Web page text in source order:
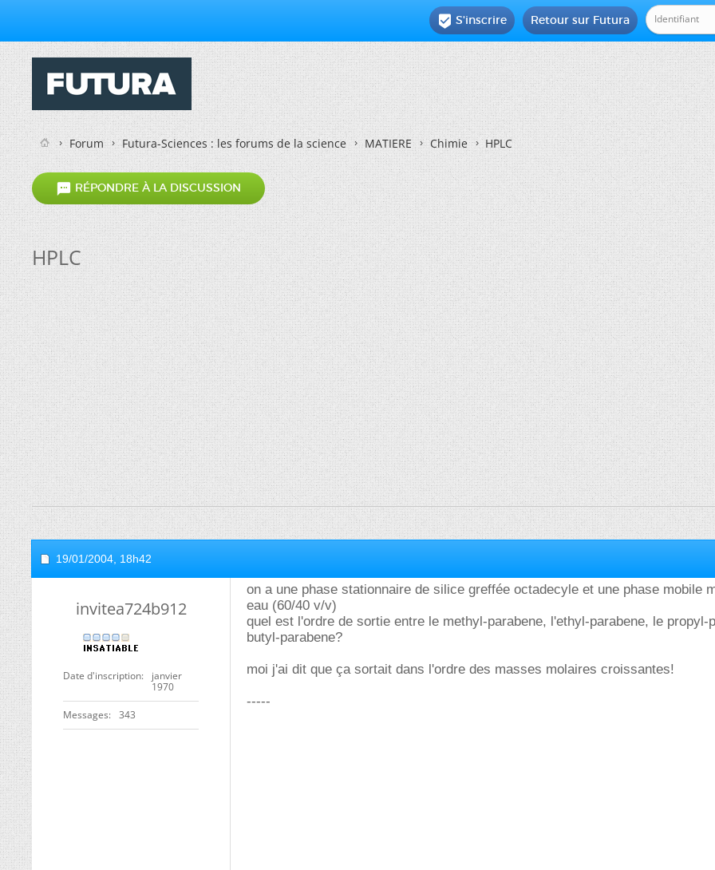
Retour sur Futura
 S'inscrire
Forum Futura-Sciences : les forums de la science MATIERE Chimie HPLC
 RÉPONDRE À LA DISCUSSION
HPLC
19/01/2004, 18h42
invitea724b912
Date d'inscription
janvier
1970
Messages 343
on a une phase stationnaire de silice greffée octadecyle et une phase mobile
eau (60/40 v/v)
quel est l'ordre de sortie entre le methyl-parabene, l'ethyl-parabene, le propyl-
butyl-parabene?
moi j'ai dit que ça sortait dans l'ordre des masses molaires croissantes!
-----